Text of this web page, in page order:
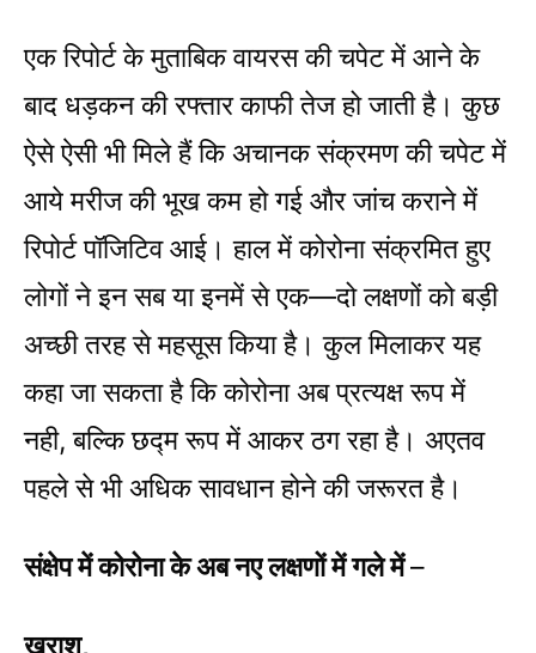
​एक रिपोर्ट के मुताबिक वायरस की चपेट में आने के
बाद धड़कन की रफ्तार काफी तेज हो जाती है। कुछ
ऐसे ऐसी भी मिले हैं कि अचानक संक्रमण की चपेट में
आये मरीज की भूख कम हो गई और जांच कराने में
रिपोर्ट पॉजिटिव आई। हाल में कोरोना संक्रमित हुए
लोगों ने इन सब या इनमें से एक—दो लक्षणों को बड़ी
अच्छी तरह से महसूस किया है। कुल मिलाकर यह
कहा जा सकता है कि कोरोना अब प्रत्यक्ष रूप में
नही, बल्कि छद्म रूप में आकर ठग रहा है। अएतव
पहले से भी ​अधिक सावधान होने की जरूरत है।
संक्षेप में कोरोना के अब नए लक्षणों में गले में–
खराश,